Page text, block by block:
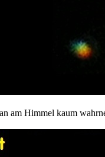
am Himmel kaum